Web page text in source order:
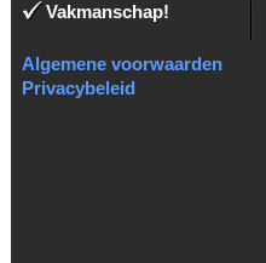
Vakmanschap!
Algemene voorwaarden
Privacybeleid